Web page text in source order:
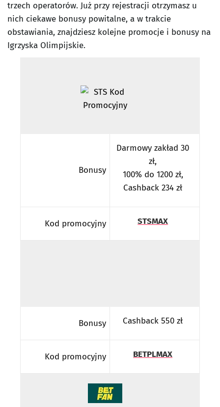
trzech operatorów. Już przy rejestracji otrzymasz u
nich ciekawe bonusy powitalne, a w trakcie
obstawiania, znajdziesz kolejne promocje i bonusy na
Igrzyska Olimpijskie.
Bonusy
Darmowy zakład 30
zł,
100% do 1200 zł,
Cashback 234 zł
Kod promocyjny STSMAX
Bonusy Cashback 550 zł
Kod promocyjny BETPLMAX